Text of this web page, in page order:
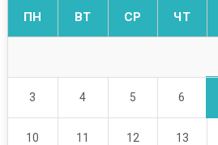
ПН ВТ СР ЧТ
3 4 5 6
10 11 12 13